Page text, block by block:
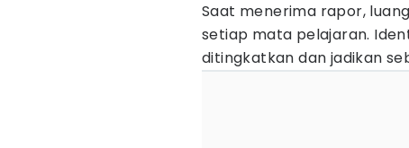
Saat menerima rapor,
setiap mata pelajaran.
ditingkatkan dan jadikan